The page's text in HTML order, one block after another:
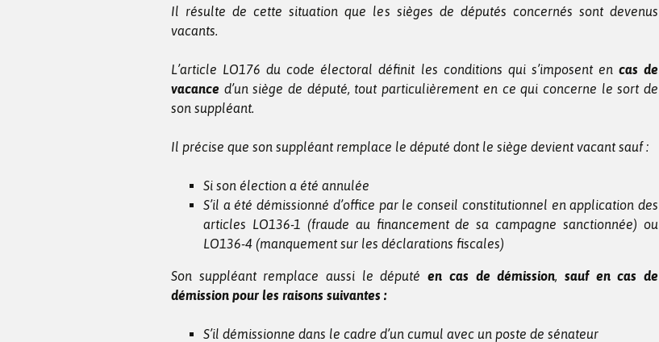
Il résulte de cette situation que les sièges de députés concernés sont devenus
vacants.
L’article LO176 du code électoral définit les conditions qui s’imposent en cas de
vacance d’un siège de député, tout particulièrement en ce qui concerne le sort de
son suppléant.
Il précise que son suppléant remplace le député dont le siège devient vacant sauf :
Si son élection a été annulée
S’il a été démissionné d’office par le conseil constitutionnel en application des
articles LO136-1 (fraude au financement de sa campagne sanctionnée) ou
LO136-4 (manquement sur les déclarations fiscales)
Son suppléant remplace aussi le députéen cas de démission, sauf en cas de
démission pour les raisons suivantes :
S’il démissionne dans le cadre d’un cumul avec un poste de sénateur